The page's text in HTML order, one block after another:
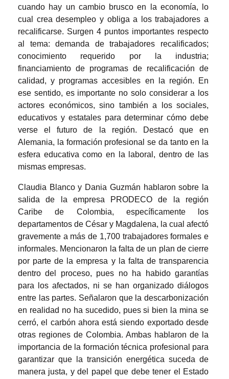
cuando hay un cambio brusco en la economía, lo
cual crea desempleo y obliga a los trabajadores a
recalificarse. Surgen 4 puntos importantes respecto
al tema: demanda de trabajadores recalificados;
conocimiento requerido por la industria;
financiamiento de programas de recalificación de
calidad, y programas accesibles en la región. En
ese sentido, es importante no solo considerar a los
actores económicos, sino también a los sociales,
educativos y estatales para determinar cómo debe
verse el futuro de la región. Destacó que en
Alemania, la formación profesional se da tanto en la
esfera educativa como en la laboral, dentro de las
mismas empresas.
Claudia Blanco y Dania Guzmán hablaron sobre la
salida de la empresa
PRODECO de la región
Caribe de Colombia, específicamente los
departamentos de César y Magdalena, la cual afectó
gravemente a más de 1,700 trabajadores formales e
informales. Mencionaron la falta de un plan de cierre
por parte de la empresa y la falta de transparencia
dentro del proceso, pues no ha habido garantías
para los afectados, ni se han organizado diálogos
entre las partes. Señalaron que la descarbonización
en realidad no ha sucedido, pues si bien la mina se
cerró, el carbón ahora está siendo exportado desde
otras regiones de Colombia. Ambas hablaron de la
importancia de la formación técnica profesional para
garantizar que la transición energética suceda de
manera justa, y del papel que debe tener el Estado